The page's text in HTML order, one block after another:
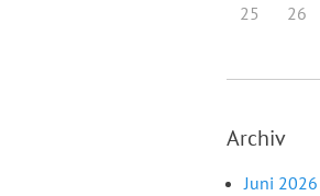
25 26
Archiv
Juni 2026